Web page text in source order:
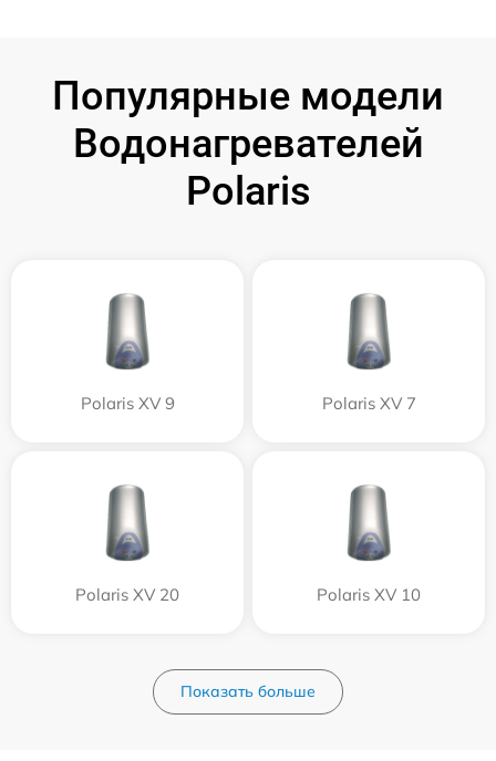
Популярные модели
Водонагревателей
Polaris
Polaris XV 9 Polaris XV 7
Polaris XV 20 Polaris XV 10
Показать больше